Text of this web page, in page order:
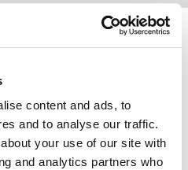
content and ads, to
and to analyse our traffic.
your use of our site with
and analytics partners who
6300/6200 Pack (L2H2) van
Thule SmartClamp System for TO
TO 6300/6200 Pack (L3H2)
van základní kolejnice střešního
nosiče Thule Omnistor 6300/6200
Pack L3H2 hliník